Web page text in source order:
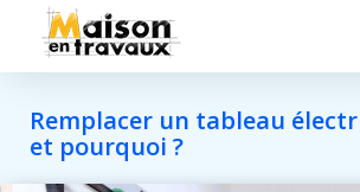
Remplacer un tableau
et pourquoi ?